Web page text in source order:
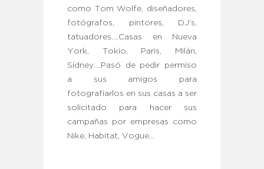
como Tom Wolfe, diseñadores,
fotógrafos, pintores, DJ’s,
tatuadores….Casas en Nueva
York, Tokio, Paris, Milán,
Sídney….Pasó de pedir permiso
a sus amigos para
fotografiarlos en sus casas a ser
solicitado para hacer sus
campañas por empresas como
Nike, Habitat, Vogue…